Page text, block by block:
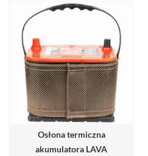
Osłona termiczna
akumulatora LAVA